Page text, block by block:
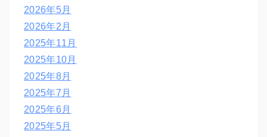
2026年5月
2026年2月
2025年11月
2025年10月
2025年8月
2025年7月
2025年6月
2025年5月